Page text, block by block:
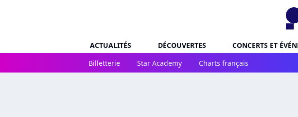
ACTUALITÉS DÉCOUVERTES CONCERTS ET
Billetterie
Star Academy Charts français